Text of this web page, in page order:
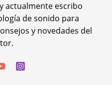
actualmente escribo
de sonido para
y novedades del